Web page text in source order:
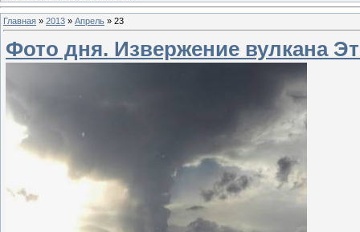
Главная » 2013 » Апрель » 23
Фото дня. Извержение вулкана